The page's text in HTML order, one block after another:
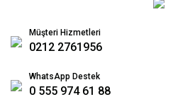
Müşteri Hizmetleri
0212 2761956
WhatsApp Destek
0 555 974 61 88